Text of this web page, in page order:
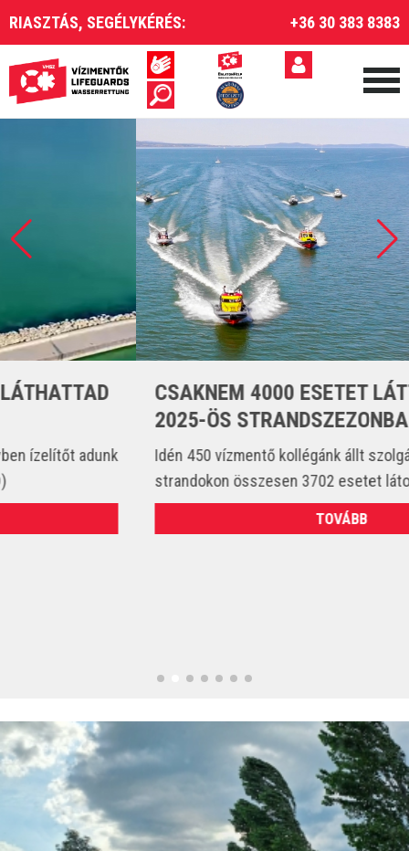
RIASZTÁS, SEGÉLYKÉRÉS: +36 30 383 8383
CSAKNEM 4000 ESETET LÁTTUNK EL A
2025-ÖS STRANDSZEZONBAN
Idén 450 vízmentő kollégánk állt szolgálatba és csak a
strandokon összesen 3702 esetet látott el. (VIDEÓ)